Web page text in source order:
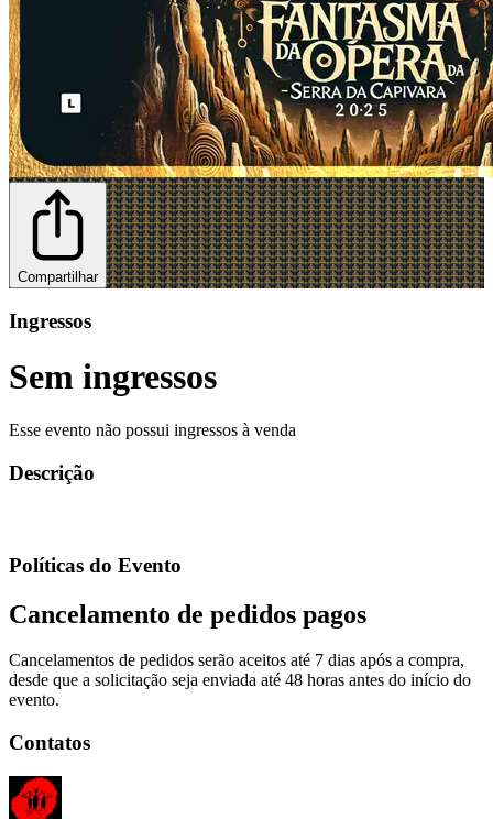
Compartilhar
Ingressos
Sem ingressos
Esse evento não possui ingressos à venda
Descrição
Políticas do Evento
Cancelamento de pedidos pagos
Cancelamentos de pedidos serão aceitos até 7 dias após a compra,
desde que a solicitação seja enviada até 48 horas antes do início do
evento.
Contatos